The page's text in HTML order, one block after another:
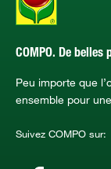
COMPO. De
Peu importe que
ensemble pour
Suivez COMPO sur: